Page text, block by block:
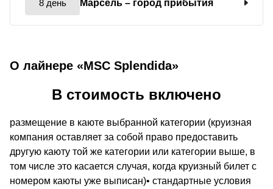
8 день Марсель – город прибытия
О лайнере «MSC Splendida»
В стоимость включено
размещение в каюте выбранной категории (круизная
компания оставляет за собой право предоставить
другую каюту той же категории или категории выше, в
том числе это касается случая, когда круизный билет с
номером каюты уже выписан)• стандартные условия